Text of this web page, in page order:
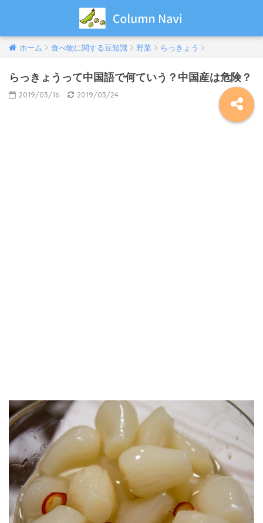
ホーム 食べ物に関する豆知識 野菜 らっきょう
らっきょうって中国語で何ていう？中国産は危険？
2019/03/16 2019/03/24